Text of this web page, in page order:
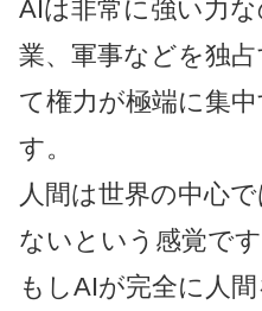
AIは非常に強い力
業、軍事などを独
て権力が極端に集
す。
人間は世界の中心
ないという感覚です
もしAIが完全に人